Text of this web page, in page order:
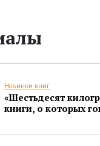
Новинки книг
«Шестьдесят
книги, о которых